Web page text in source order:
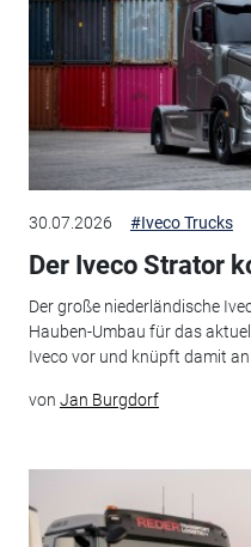
30.07.2026 #Iveco Trucks
Der Iveco Strator
Der große niederländische
Hauben-Umbau für das
Iveco vor und knüpft damit an
von Jan Burgdorf